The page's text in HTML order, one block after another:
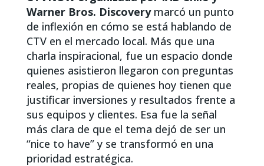
Warner Bros. Discoverymarcó un punto
de inflexión en cómo se está hablando de
CTV en el mercado local. Más que una
charla inspiracional, fue un espacio donde
quienes asistieron llegaron con preguntas
reales, propias de quienes hoy tienen que
justificar inversiones y resultados frente a
sus equipos y clientes. Esa fue la señal
más clara de que el tema dejó de ser un
“nice to have” y se transformó en una
prioridad estratégica.